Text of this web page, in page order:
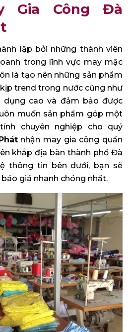
Gia Công Đà
lập bởi những thành viên
trong lĩnh vực may mặc
là tạo nên những sản phẩm
trend trong nước cũng như
dụng cao và đảm bảo được
muốn sản phẩm góp một
chuyên nghiệp cho quý
nhận may gia công quần
khắp địa bàn thành phố Đà
thông tin bên dưới, bạn sẽ
giá nhanh chóng nhất.